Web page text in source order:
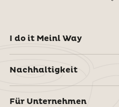
I do it Meinl Way
Nachhaltigkeit
Für Unternehmen